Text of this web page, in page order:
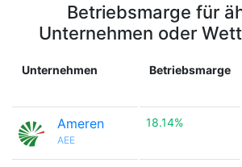
Betriebsmarge für
Unternehmen oder
Unternehmen Betriebsmarge
Ameren
AEE
18.14%